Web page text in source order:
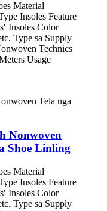
Material
Insoles Feature
Insoles Color
Type sa Supply
Technics
Usage
Nonwoven
Shoe Linling
Material
Insoles Feature
Insoles Color
Type sa Supply